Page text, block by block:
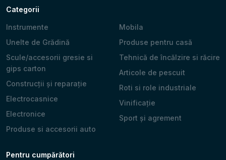
Categorii
Instrumente
Unelte de Grădină
Scule/accesorii gresie si
gips carton
Construcții și reparație
Electrocasnice
Electronice
Produse si accesorii auto
Mobila
Produse pentru casă
Tehnică de încălzire si răcire
Articole de pescuit
Roti si role industriale
Vinificație
Sport și agrement
Pentru cumpărători